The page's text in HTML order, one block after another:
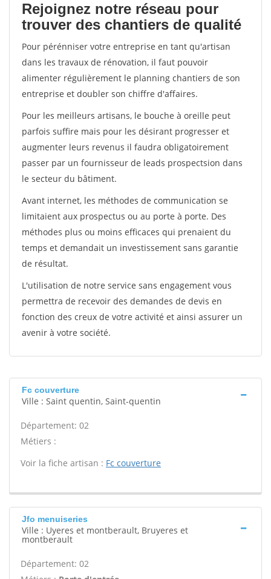
Rejoignez notre réseau pour
trouver des chantiers de qualité
Pour pérénniser votre entreprise en tant qu'artisan
dans les travaux de rénovation, il faut pouvoir
alimenter régulièrement le planning chantiers de son
entreprise et doubler son chiffre d'affaires.
Pour les meilleurs artisans, le bouche à oreille peut
parfois suffire mais pour les désirant progresser et
augmenter leurs revenus il faudra obligatoirement
passer par un fournisseur de leads prospectsion dans
le secteur du bâtiment.
Avant internet, les méthodes de communication se
limitaient aux prospectus ou au porte à porte. Des
méthodes plus ou moins efficaces qui prenaient du
temps et demandait un investissement sans garantie
de résultat.
L'utilisation de notre service sans engagement vous
permettra de recevoir des demandes de devis en
fonction des creux de votre activité et ainsi assurer un
avenir à votre société.
Fc couverture
Ville : Saint quentin, Saint-quentin
Département: 02
Métiers :
Voir la fiche artisan : Fc couverture
Jfo menuiseries
Ville : Uyeres et montberault, Bruyeres et
montberault
Département: 02